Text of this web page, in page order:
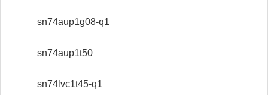
sn74aup1g08-q1
sn74aup1t50
sn74lvc1t45-q1